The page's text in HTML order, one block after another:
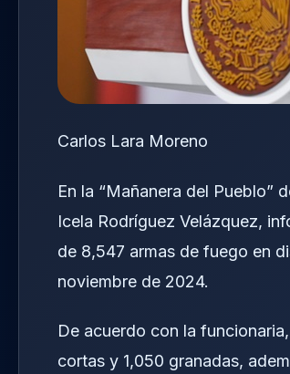
Carlos Lara Moreno
En la “Mañanera del Pueblo”
Icela Rodríguez Velázquez,
de 8,547 armas de fuego en
noviembre de 2024.
De acuerdo con la
cortas y 1,050 granadas,